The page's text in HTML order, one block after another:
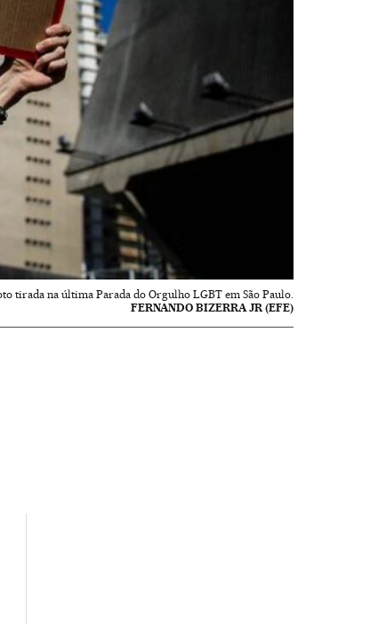
tirada na última Parada do Orgulho LGBT em São Paulo.
FERNANDO BIZERRA JR (EFE)